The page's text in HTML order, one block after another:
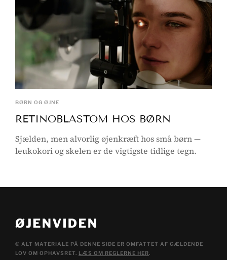
BØRN OG ØJNE
RETINOBLASTOM HOS BØRN
Sjælden, men alvorlig øjenkræft hos små børn —
leukokori og skelen er de vigtigste tidlige tegn.
© ALT MATERIALE PÅ DENNE SIDE ER OMFATTET AF GÆLDENDE
LOV OM OPHAVSRET. LÆS OM REGLERNE HER.